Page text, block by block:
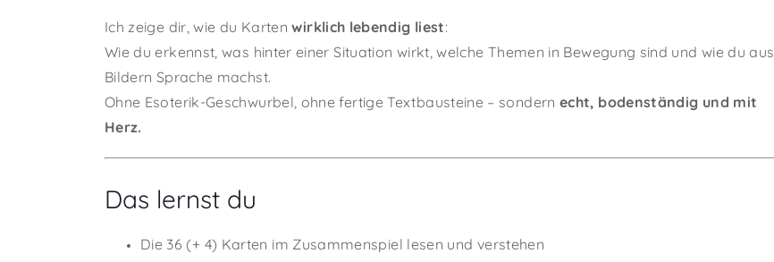
Ich zeige dir, wie du Kartenwirklich lebendig liest:
Wie du erkennst, was hinter einer Situation wirkt, welche Themen in Bewegung sind und wie du aus
Bildern Sprache machst.
Ohne Esoterik-Geschwurbel, ohne fertige Textbausteine – sondernecht, bodenständig und mit
Herz.
Das lernst du
Die 36 (+ 4) Karten im Zusammenspiel lesen und verstehen